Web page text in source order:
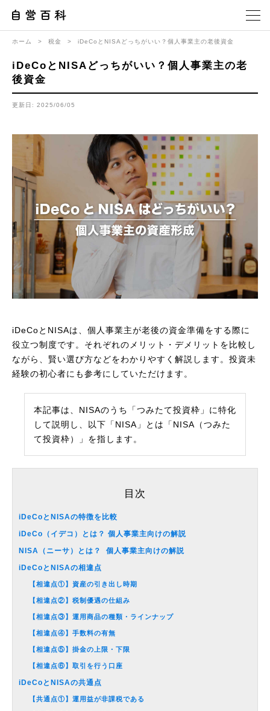
ホーム > 税金 > iDeCoとNISAどっちがいい？個人事業主の老後資金
iDeCoとNISAどっちがいい？個人事業主の老
後資金
更新日: 2025/06/05
iDeCoとNISAは、個人事業主が老後の資金準備をする際に
役立つ制度です。それぞれのメリット・デメリットを比較し
ながら、賢い選び方などをわかりやすく解説します。投資未
経験の初心者にも参考にしていただけます。
本記事は、NISAのうち「つみたて投資枠」に特化
して説明し、以下「NISA」とは「NISA（つみた
て投資枠）」を指します。
目次
iDeCoとNISAの特徴を比較
iDeCo（イデコ）とは？ 個人事業主向けの解説
NISA（ニーサ）とは？ 個人事業主向けの解説
iDeCoとNISAの相違点
【相違点①】資産の引き出し時期
【相違点②】税制優遇の仕組み
【相違点③】運用商品の種類・ラインナップ
【相違点④】手数料の有無
【相違点⑤】掛金の上限・下限
【相違点⑥】取引を行う口座
iDeCoとNISAの共通点
【共通点①】運用益が非課税である